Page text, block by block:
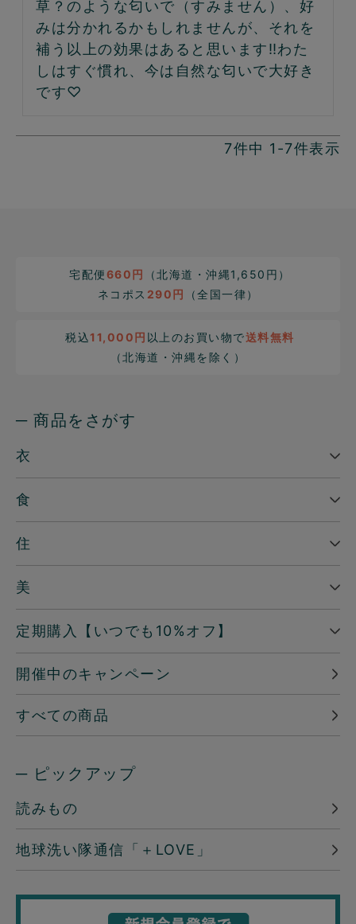
草？のような匂いで（すみません）、好
みは分かれるかもしれませんが、それを
補う以上の効果はあると思います‼︎わた
しはすぐ慣れ、今は自然な匂いで大好き
です♡
7件中 1 -7件表示
宅配便660円
（北海道・沖縄1,650円）
ネコポス 290円 （全国一律）
税込11,000円 以上のお買い物で送料無料
（北海道・沖縄を除く）
─ 商品をさがす
衣
食
住
美
定期購入【いつでも10%オフ】
開催中のキャンペーン
すべての商品
─ ピックアップ
読みもの
地球洗い隊通信「＋LOVE」